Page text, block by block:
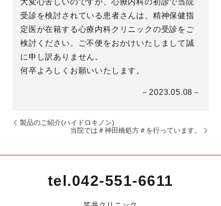
受診を検討されている患者さんは、精神保健指
定医が在籍する心療内科クリニックの受診をご
検討ください。ご不便をおかけいたしまして誠
に申し訳ありません。
何卒よろしくお願いいたします。
－2023.05.08－
製品のご紹介(ハイドロキノン)
当院では＃神田橋処方＃を行っています。
tel.042-551-6611